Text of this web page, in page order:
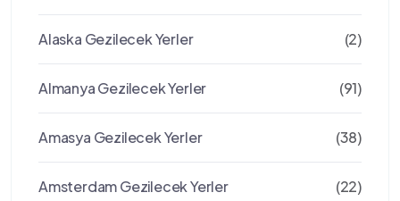
Alaska Gezilecek Yerler (2)
Almanya Gezilecek Yerler (91)
Amasya Gezilecek Yerler (38)
Amsterdam Gezilecek Yerler (22)